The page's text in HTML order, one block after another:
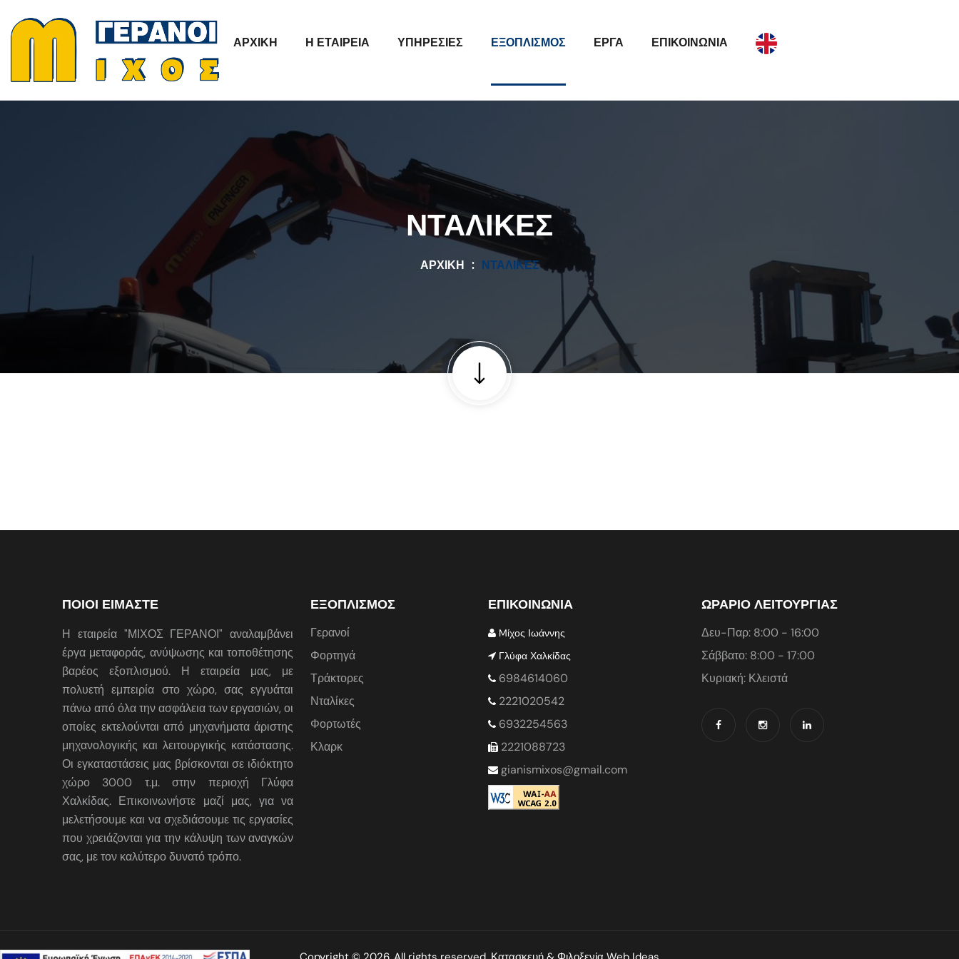
ΑΡΧΙΚΉ Η ΕΤΑΙΡΕΊΑ ΥΠΗΡΕΣΊΕΣ ΕΞΟΠΛΙΣΜΌΣ ΈΡΓΑ ΕΠΙΚΟΙΝΩΝΊΑ
ΝΤΑΛΊΚΕΣ
ΑΡΧΙΚΉ ΝΤΑΛΊΚΕΣ
ΠΟΙΟΙ ΕΙΜΑΣΤΕ
Η εταιρεία "ΜΙΧΟΣ ΓΕΡΑΝΟΙ" αναλαμβάνει
έργα μεταφοράς, ανύψωσης και τοποθέτησης
βαρέος εξοπλισμού. Η εταιρεία μας, με
πολυετή εμπειρία στο χώρο, σας εγγυάται
πάνω από όλα την ασφάλεια των εργασιών, οι
οποίες εκτελούνται από μηχανήματα άριστης
μηχανολογικής και λειτουργικής κατάστασης.
Οι εγκαταστάσεις μας βρίσκονται σε ιδιόκτητο
χώρο 3000 τ.μ. στην περιοχή Γλύφα
Χαλκίδας. Επικοινωνήστε μαζί μας, για να
μελετήσουμε και να σχεδιάσουμε τις εργασίες
που χρειάζονται για την κάλυψη των αναγκών
σας, με τον καλύτερο δυνατό τρόπο.
ΕΞΟΠΛΙΣΜΟΣ
Γερανοί
Φορτηγά
Τράκτορες
Νταλίκες
Φορτωτές
Κλαρκ
ΕΠΙΚΟΙΝΩΝΙΑ
Mίχος Ιωάννης
Γλύφα Χαλκίδας
6984614060
2221020542
6932254563
2221088723
gianismixos@gmail.com
ΩΡΑΡΙΟ ΛΕΙΤΟΥΡΓΙΑΣ
Δευ-Παρ: 8:00 - 16:00
Σάββατο: 8:00 - 17:00
Κυριακή: Κλειστά